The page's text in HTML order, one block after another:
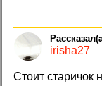
irisha27
Стоит старичок